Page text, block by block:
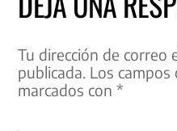
Tu dirección de correo
publicada. Los
marcados con*